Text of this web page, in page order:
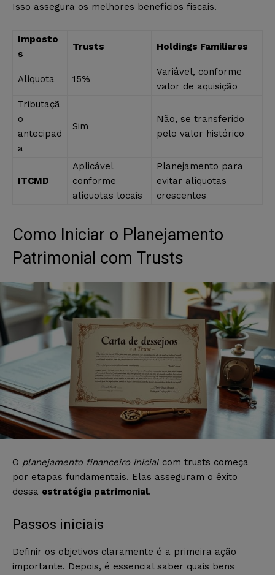
Isso assegura os melhores benefícios fiscais.
Imposto
s
Trusts Holdings Familiares
Alíquota 15%
Variável, conforme
valor de aquisição
Tributaçã
o
antecipad
a
Sim
Não, se transferido
pelo valor histórico
ITCMD
Aplicável
conforme
alíquotas locais
Planejamento para
evitar alíquotas
crescentes
Como Iniciar o Planejamento
Patrimonial com Trusts
O planejamento financeiro inicial com trusts começa
por etapas fundamentais. Elas asseguram o êxito
dessa estratégia patrimonial.
Passos iniciais
Definir os objetivos claramente é a primeira ação
importante. Depois, é essencial saber quais bens